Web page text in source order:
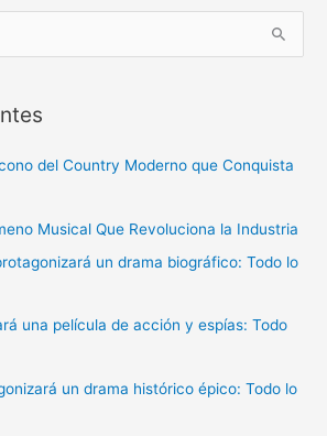
del Country Moderno que Conquista
Musical Que Revoluciona la Industria
un drama biográfico: Todo lo
una película de acción y espías: Todo
un drama histórico épico: Todo lo